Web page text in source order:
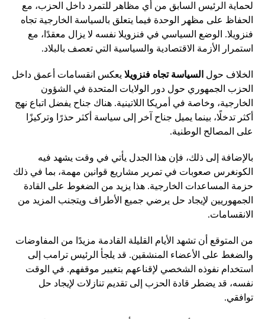
لحماية الرئيس السابق من أي مظاهر للتمرد داخل الحزب، مع
الحفاظ على مظهر الوحدة فيما يتعلق بالسياسة الخارجية تجاه
فنزويلا. الوضع السياسي في فنزويلا نفسه لا يزال معقدًا، مع
استمرار الأزمة الاقتصادية والسياسية التي تعصف بالبلاد.
الخلاف حول السياسة تجاه فنزويلا يعكس انقسامات أعمق داخل
الحزب الجمهوري حول دور الولايات المتحدة في الشؤون
الخارجية، وخاصة في أمريكا اللاتينية. هناك جناح يفضل اتباع نهج
أكثر تدخلًا، بينما يميل جناح آخر إلى سياسة أكثر حذرًا وتركيزًا
على المصالح الوطنية.
بالإضافة إلى ذلك، فإن هذا الجدل يأتي في وقت يشهد فيه
الكونغرس صعوبات في تمرير مشاريع قوانين مهمة، بما في ذلك
حزمة المساعدات الخارجية. هذا يزيد من الضغوط على القادة
الجمهوريين لإيجاد حل يرضي جميع الأطراف ويتجنب المزيد من
الانقسامات.
من المتوقع أن تشهد الأيام القليلة القادمة مزيدًا من المفاوضات
والضغط على الأعضاء المنشقين. قد يلجأ الرئيس ترامب إلى
استخدام نفوذه الشخصي لإقناعهم بتغيير موقفهم. في الوقت
نفسه، قد يضطر قادة الحزب إلى تقديم تنازلات لإيجاد حل
توافقي.